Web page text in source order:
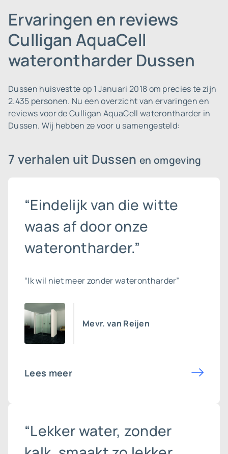
Ervaringen en reviews
Culligan AquaCell
waterontharder Dussen
Dussen huisvestte op 1 Januari 2018 om precies te zijn
2.435 personen. Nu een overzicht van ervaringen en
reviews voor de Culligan AquaCell waterontharder in
Dussen. Wij hebben ze voor u samengesteld:
7 verhalen uit Dussenen omgeving
“Eindelijk van die witte
waas af door onze
waterontharder.”
“Ik wil niet meer zonder waterontharder”
Mevr. van Reijen
Lees meer
“Lekker water, zonder